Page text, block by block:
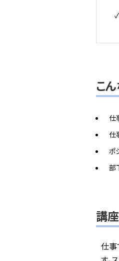
こ
仕
仕
ポ
部
講
仕事